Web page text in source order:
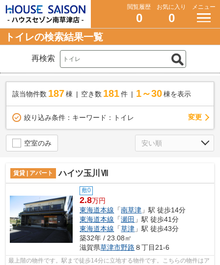
閲覧履歴
0
お気に入り
0
メニュー
トイレの検索結果一覧
再検索
該当物件数 187棟 空き数 181 件 1～30 棟を表示
絞り込み条件： キーワード：トイレ 変更
空室のみ
賃貸 | アパート ハイツ玉川Ⅶ
敷0
2.8万円
東海道本線 「南草津 」駅 徒歩14分
東海道本線 「瀬田 」駅 徒歩41分
東海道本線 「草津 」駅 徒歩43分
築32年 / 23.08㎡
滋賀県草津市野路 ８丁目21-6
最上階の物件です。駅まで徒歩14分に立地する物件です。こちらの物件はア